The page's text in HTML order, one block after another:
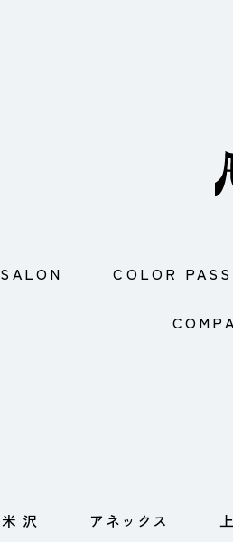
SALON COLOR
米 沢 アネックス